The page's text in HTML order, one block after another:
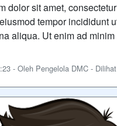
dolor sit amet,
tempor incididunt
aliqua. Ut enim ad
- Oleh Pengelola DMC -